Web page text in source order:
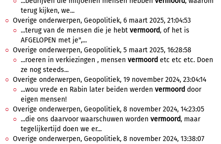
terug kijken, we...
Overige onderwerpen, Geopolitiek, 6 maart 2025, 21:04:53
...terug van de mensen die je hebt vermoord, of het is
AFGELOPEN met je",...
Overige onderwerpen, Geopolitiek, 5 maart 2025, 16:28:58
...roeren in verkiezingen , mensen vermoord etc etc etc. Doen
ze nog steeds...
Overige onderwerpen, Geopolitiek, 19 november 2024, 23:04:14
...wou vrede en Rabin later beiden werden vermoord door
eigen mensen!
Overige onderwerpen, Geopolitiek, 8 november 2024, 14:23:05
...die ons daarvoor waarschuwen worden vermoord, maar
tegelijkertijd doen we er...
Overige onderwerpen, Geopolitiek, 8 november 2024, 13:38:07